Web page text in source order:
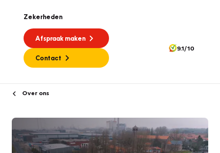
Zekerheden
Afspraak maken
Contact
9.1/10
Over ons